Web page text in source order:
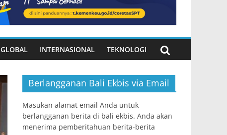
GLOBAL INTERNASIONAL TEKNOLOGI
Berlangganan Bali Ekbis via Email
Masukan alamat email Anda untuk
berlangganan berita di bali ekbis. Anda akan
menerima pemberitahuan berita-berita